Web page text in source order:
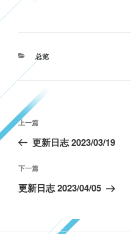
分
类
总览
文
导
航
上
一
文
章
上一篇
更新日志 2023/03/19
下
一
下一篇
更新日志 2023/04/05